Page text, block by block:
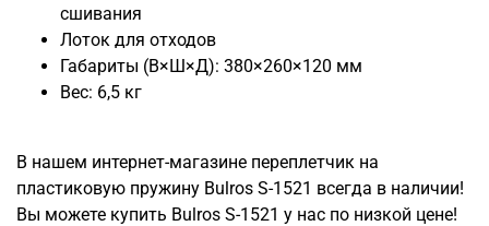
сшивания
Лоток для отходов
Габариты (В×Ш×Д): 380×260×120 мм
Вес: 6,5 кг
В нашем интернет-магазине переплетчик на
пластиковую пружину Bulros S-1521 всегда в наличии!
Вы можете купить Bulros S-1521 у нас по низкой цене!